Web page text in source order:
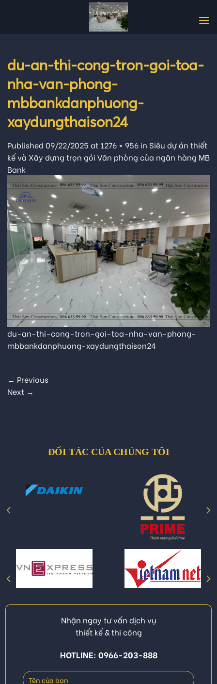
du-an-thi-cong-tron-goi-toa-
nha-van-phong-
mbbankdanphuong-
xaydungthaison24
Published 09/22/2025 at 1276 × 956 in Siêu dự án thiết
kế và Xây dựng trọn gói Văn phòng của ngân hàng MB
Bank
du-an-thi-cong-tron-goi-toa-nha-van-phong-
mbbankdanphuong-xaydungthaison24
← Previous
Next →
ĐỐI TÁC CỦA CHÚNG TÔI
Nhận ngay tư vấn dịch vụ
thiết kế & thi công
HOTLINE: 0966-203-888